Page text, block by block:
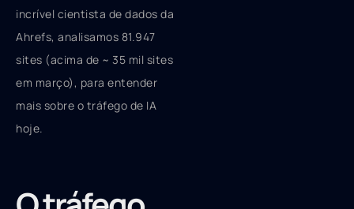
incrível cientista de dados da
Ahrefs, analisamos 81.947
sites (acima de ~ 35 mil sites
em março), para entender
mais sobre o tráfego de IA
hoje.